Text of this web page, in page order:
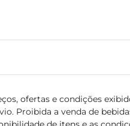
ofertas e condições
Proibida a venda de